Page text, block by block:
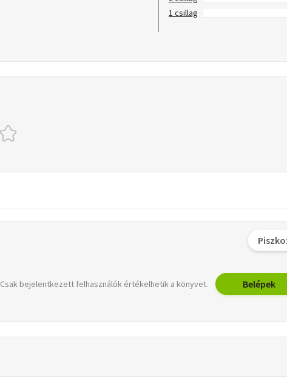
1 csillag
Csak bejelentkezett felhasználók értékelhetik a könyvet. Belépek